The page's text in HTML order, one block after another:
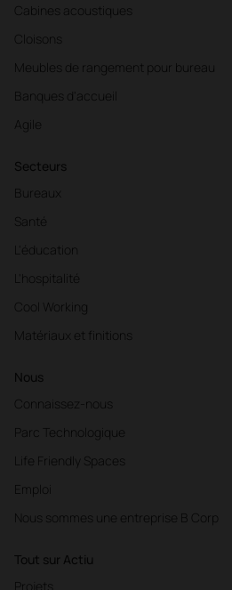
Cabines acoustiques
Cloisons
Meubles de rangement pour bureau
Banques d'accueil
Agile
Secteurs
Bureaux
Santé
L'éducation
L'hospitalité
Cool Working
Matériaux et finitions
Nous
Connaissez-nous
Parc Technologique
Life Friendly Spaces
Emploi
Nous sommes une entreprise B Corp
Tout sur Actiu
Projets